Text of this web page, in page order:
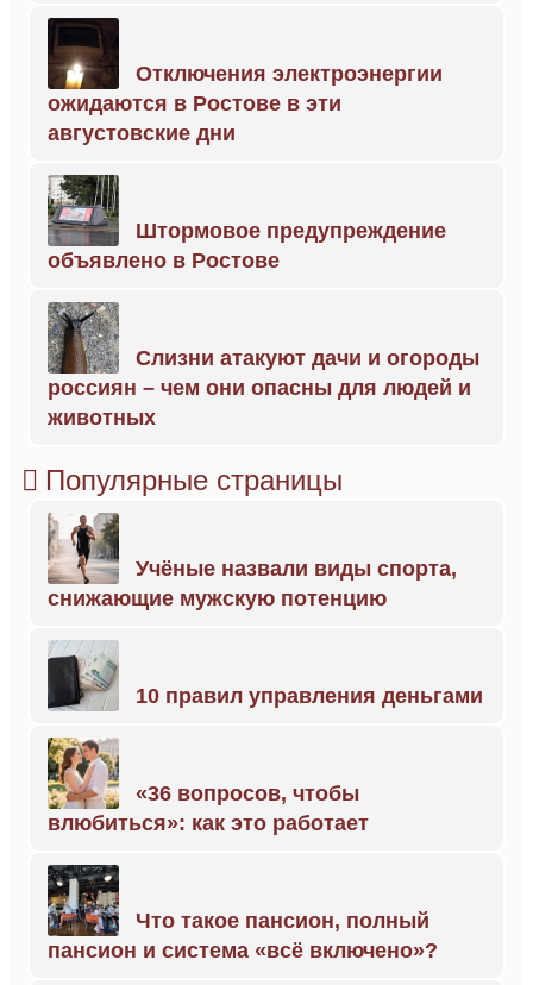
Отключения электроэнергии
ожидаются в Ростове в эти
августовские дни
Штормовое предупреждение
объявлено в Ростове
Слизни атакуют дачи и огороды
россиян – чем они опасны для людей и
животных
Популярные страницы
Учёные назвали виды спорта,
снижающие мужскую потенцию
10 правил управления деньгами
«36 вопросов, чтобы
влюбиться»: как это работает
Что такое пансион, полный
пансион и система «всё включено»?